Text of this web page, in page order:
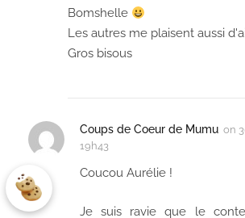
Bomshelle
Les autres me plaisent aussi
Gros bisous
Coups de Coeur de Mumu on
19h43
Coucou Aurélie !
Je suis ravie que le